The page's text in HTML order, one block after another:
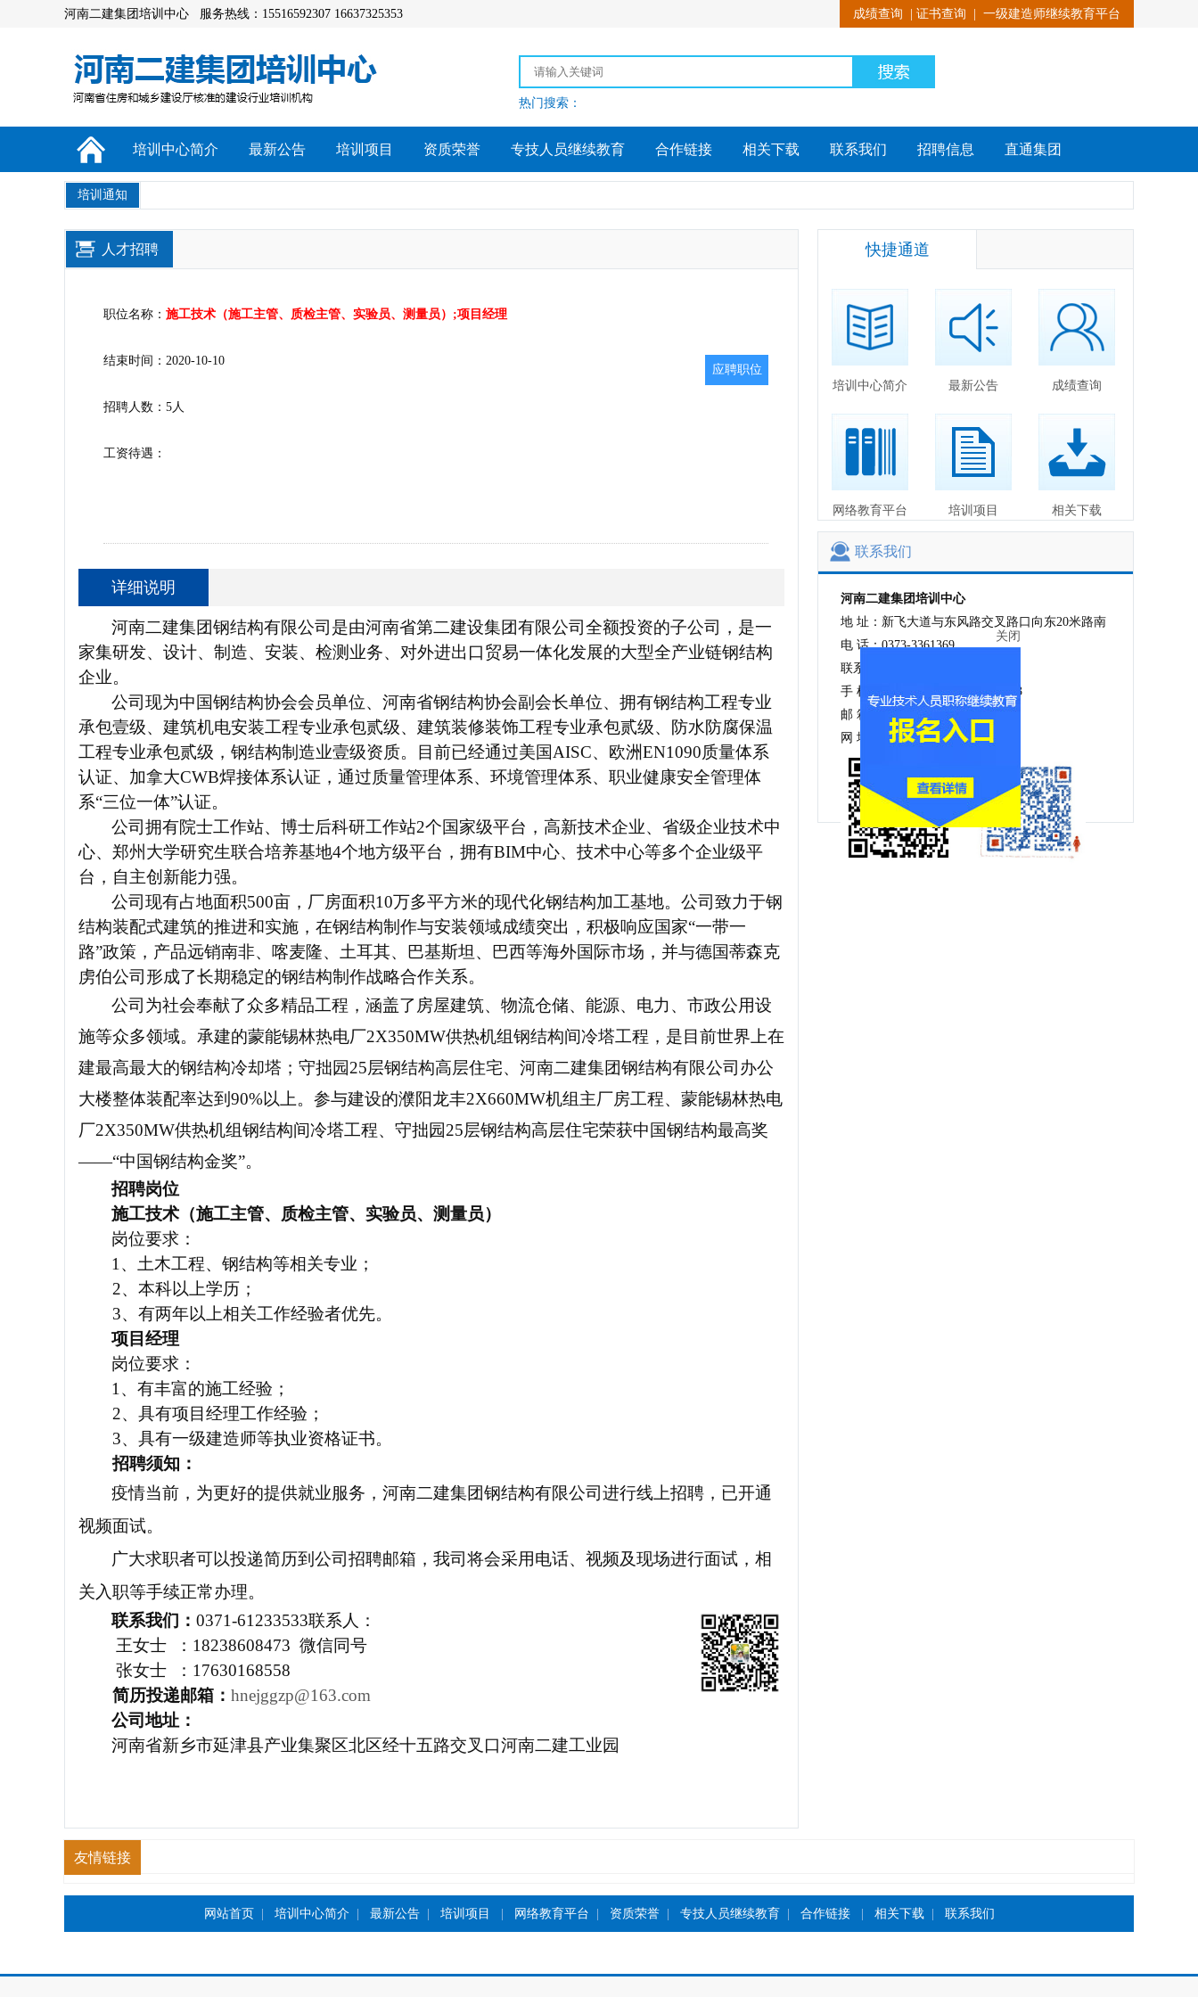
河南二建集团培训中心 服务热线：15516592307 16637325353 成绩查询 证书查询 一级建造师继续教育平台
热门搜索：
培训中心简介 最新公告 培训项目 资质荣誉 专技人员继续教育 合作链接 相关下载 联系我们 招聘信息 直通集团
培训通知
快捷通道
培训中心简介 最新公告 成绩查询
网络教育平台 培训项目 相关下载
联系我们
河南二建集团培训中心
地 址：新飞大道与东风路交叉路口向东20米路南
电 话：0373-3361369
联系人：秦部长 吕部长
手 机：15516592307 16637325353
邮 箱：1092090796@qq.com
网 址：http://www.hnejpxzx.com
人才招聘
职位名称： 施工技术（施工主管、质检主管、实验员、测量员）;项目经理
结束时间：2020-10-10
招聘人数：5人
工资待遇：
应聘职位
详细说明
河南二建集团钢结构有限公司是由河南省第二建设集团有限公司全额投资的子公司，是一
家集研发、设计、制造、安装、检测业务、对外进出口贸易一体化发展的大型全产业链钢结构
企业。
公司现为中国钢结构协会会员单位、河南省钢结构协会副会长单位、拥有钢结构工程专业
承包壹级、建筑机电安装工程专业承包贰级、建筑装修装饰工程专业承包贰级、防水防腐保温
工程专业承包贰级，钢结构制造业壹级资质。目前已经通过美国AISC、欧洲EN1090质量体系
认证、加拿大CWB焊接体系认证，通过质量管理体系、环境管理体系、职业健康安全管理体
系“三位一体”认证。
公司拥有院士工作站、博士后科研工作站2个国家级平台，高新技术企业、省级企业技术中
心、郑州大学研究生联合培养基地4个地方级平台，拥有BIM中心、技术中心等多个企业级平
台，自主创新能力强。
公司现有占地面积500亩，厂房面积10万多平方米的现代化钢结构加工基地。公司致力于钢
结构装配式建筑的推进和实施，在钢结构制作与安装领域成绩突出，积极响应国家“一带一
路”政策，产品远销南非、喀麦隆、土耳其、巴基斯坦、巴西等海外国际市场，并与德国蒂森克
虏伯公司形成了长期稳定的钢结构制作战略合作关系。
公司为社会奉献了众多精品工程，涵盖了房屋建筑、物流仓储、能源、电力、市政公用设
施等众多领域。承建的蒙能锡林热电厂2X350MW供热机组钢结构间冷塔工程，是目前世界上在
建最高最大的钢结构冷却塔；守拙园25层钢结构高层住宅、河南二建集团钢结构有限公司办公
大楼整体装配率达到90%以上。参与建设的濮阳龙丰2X660MW机组主厂房工程、蒙能锡林热电
厂2X350MW供热机组钢结构间冷塔工程、守拙园25层钢结构高层住宅荣获中国钢结构最高奖
——“中国钢结构金奖”。
招聘岗位
施工技术 （施工主管、质检主管、实验员、测量员）
岗位要求：
1、土木工程、钢结构等相关专业；
2、本科以上学历；
3、 有两年以上相关工作经验者优先。
项目经理
岗位要求：
1、有丰富的施工经验；
2、具有项目经理工作经验；
3、具有一级建造师等执业资格证书。
招聘须知：
疫情当前，为更好的提供就业服务，河南二建集团钢结构有限公司进行线上招聘，已开通
视频面试。
广大求职者可以投递简历到公司招聘邮箱，我司将会采用电话、视频及现场进行面试，相
关入职等手续正常办理。
联系我们： 0371-61233533联系人：
王女士
： 18238608473 微信同号
张女士
： 17630168558
简历投递邮箱： hnejggzp@163.com
公司地址：
河南省新乡市延津县产业集聚区北区经十五路交叉口河南二建工业园
友情链接
网站首页 培训中心简介| 最新公告| 培训项目 网络教育平台 资质荣誉| 专技人员继续教育 合作链接 相关下载| 联系我们